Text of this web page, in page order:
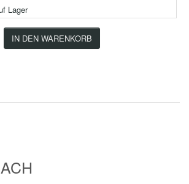
Lager
IN DEN WARENKORB